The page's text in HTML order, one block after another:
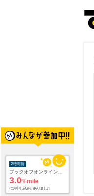
2時間前
3.0%mile
にお申し込みがありました